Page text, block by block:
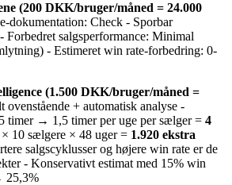
(200 DKK/bruger/måned = 24.000
dokumentation: Check - Sporbar
Forbedret salgsperformance: Minimal
- Estimeret win rate-forbedring: 0-
(1.500 DKK/bruger/måned =
ovenstående + automatisk analyse -
timer → 1,5 timer per uge per sælger = 4
10 sælgere × 48 uger = 1.920 ekstra
salgscyklusser og højere win rate er de
- Konservativt estimat med 15% win
25,3%